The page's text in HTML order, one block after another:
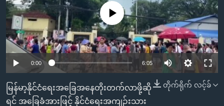
ရန်
ပင်မ
အ
စာမျက်နှာ
ကျော်
ကြည့်
မကြေးမုံရဲ့ အင်္ဂလိပ်စာ
ရုပ်ရှင်ထဲက အင်္ဂလိပ်စာ
သုတပဒေသာ အင်္ဂလိပ်စာ
ရေဒီယို
တီဗွီ
ရေဒီယိုနှင့်ရုပ်သံ အချက်အလက်များ
ရေဒီယို/တီဗွီအစီအစဉ်
Learning English
No media source currently available
0:00 6:05
တိုက်ရိုက် လင့်ခ်
မြန်မာ့နိုင်ငံရေးအခြေအနေတိုးတက်လာဖို့ဆို
ရင် အခြေခံအားဖြင့် နိုင်ငံရေးအကျဉ်းသား